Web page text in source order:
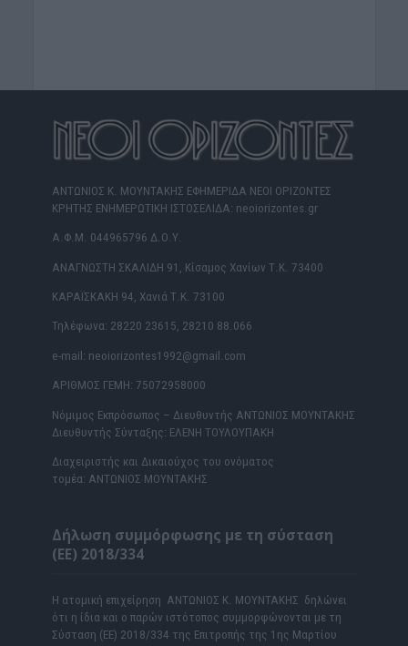
ΑΝΤΩΝΙΟΣ Κ. ΜΟΥΝΤΑΚΗΣ ΕΦΗΜΕΡΙΔΑ ΝΕΟΙ ΟΡΙΖΟΝΤΕΣ
ΚΡΗΤΗΣ ΕΝΗΜΕΡΩΤΙΚΗ ΙΣΤΟΣΕΛΙΔΑ: neoiorizontes.gr
Α.Φ.Μ. 044965796 Δ.Ο.Υ.
ΑΝΑΓΝΩΣΤΗ ΣΚΑΛΙΔΗ 91, Κίσαμος Χανίων Τ.Κ. 73400
ΚΑΡΑΪΣΚΑΚΗ 94, Χανιά Τ.Κ. 73100
Τηλέφωνα: 28220 23615, 28210 88.066
e-mail: neoiorizontes1992@gmail.com
ΑΡΙΘΜΟΣ ΓΕΜΗ: 75072958000
Νόμιμος Εκπρόσωπος – Διευθυντής ΑΝΤΩΝΙΟΣ ΜΟΥΝΤΑΚΗΣ
Διευθυντής Σύνταξης: ΕΛΕΝΗ ΤΟΥΛΟΥΠΑΚΗ
Διαχειριστής και Δικαιούχος του ονόματος
τομέα: ΑΝΤΩΝΙΟΣ ΜΟΥΝΤΑΚΗΣ
Δήλωση συμμόρφωσης με τη σύσταση
(ΕΕ) 2018/334
Η ατομική επιχείρηση ΑΝΤΩΝΙΟΣ Κ. ΜΟΥΝΤΑΚΗΣ δηλώνει
ότι η ίδια και ο παρών ιστότοπος συμμορφώνονται με τη
Σύσταση (ΕΕ) 2018/334 της Επιτροπής της 1ης Μαρτίου